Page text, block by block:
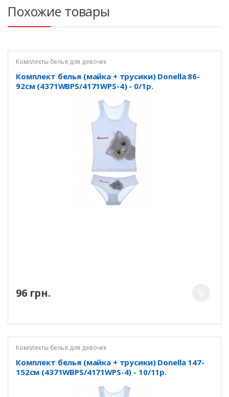
Похожие товары
Комплекты белья для девочек
Комплект белья (майка + трусики) Donella 86-
92см (4371WBPS/4171WPS-4) - 0/1р.
96 грн.
Комплекты белья для девочек
Комплект белья (майка + трусики) Donella 147-
152см (4371WBPS/4171WPS-4) - 10/11р.